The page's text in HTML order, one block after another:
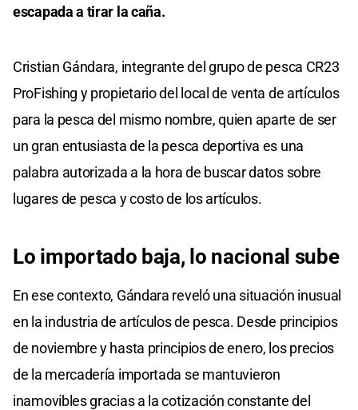
escapada a tirar la caña.
Cristian Gándara, integrante del grupo de pesca CR23
ProFishing y propietario del local de venta de artículos
para la pesca del mismo nombre, quien aparte de ser
un gran entusiasta de la pesca deportiva es una
palabra autorizada a la hora de buscar datos sobre
lugares de pesca y costo de los artículos.
Lo importado baja, lo nacional sube
En ese contexto, Gándara reveló una situación inusual
en la industria de artículos de pesca. Desde principios
de noviembre y hasta principios de enero, los precios
de la mercadería importada se mantuvieron
inamovibles gracias a la cotización constante del